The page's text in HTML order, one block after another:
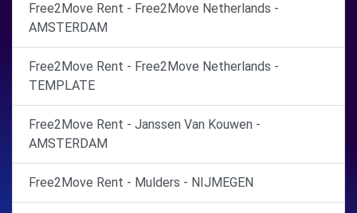
Free2Move Rent - Free2Move Netherlands -
AMSTERDAM
Free2Move Rent - Free2Move Netherlands -
TEMPLATE
Free2Move Rent - Janssen Van Kouwen -
AMSTERDAM
Free2Move Rent - Mulders - NIJMEGEN